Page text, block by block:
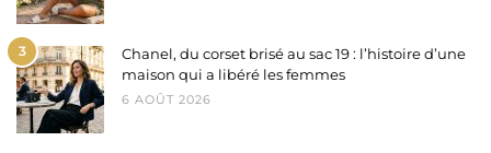
3
Chanel, du corset brisé au sac 19 : l’histoire d’une
maison qui a libéré les femmes
6 AOÛT 2026